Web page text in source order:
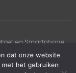
en Smartphone
dat onze website
met het gebruiken